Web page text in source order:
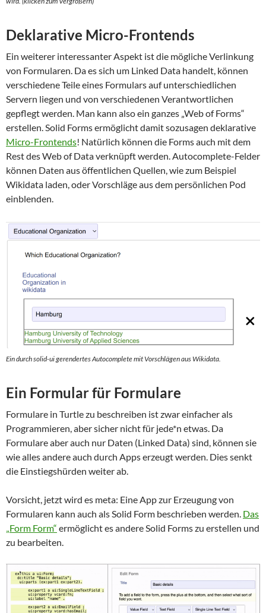
Deklarative Micro-Frontends
Ein weiterer interessanter Aspekt ist die mögliche Verlinkung
von Formularen. Da es sich um Linked Data handelt, können
verschiedene Teile eines Formulars auf unterschiedlichen
Servern liegen und von verschiedenen Verantwortlichen
gepflegt werden. Man kann also ein ganzes „Web of Forms“
erstellen. Solid Forms ermöglicht damit sozusagen deklarative
Micro-Frontends! Natürlich können die Forms auch mit dem
Rest des Web of Data verknüpft werden. Autocomplete-Felder
können Daten aus öffentlichen Quellen, wie zum Beispiel
Wikidata laden, oder Vorschläge aus dem persönlichen Pod
einblenden.
Ein durch solid-ui gerendertes Autocomplete mit Vorschlägen aus Wikidata.
Ein Formular für Formulare
Formulare in Turtle zu beschreiben ist zwar einfacher als
Programmieren, aber sicher nicht für jede*n etwas. Da
Formulare aber auch nur Daten (Linked Data) sind, können sie
wie alles andere auch durch Apps erzeugt werden. Dies senkt
die Einstiegshürden weiter ab.
Vorsicht, jetzt wird es meta: Eine App zur Erzeugung von
Formularen kann auch als Solid Form beschrieben werden. Das
„Form Form“ ermöglicht es andere Solid Forms zu erstellen und
zu bearbeiten.